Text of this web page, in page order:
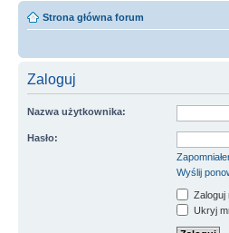
Strona główna forum
Zaloguj
Nazwa użytkownika:
Hasło:
Wyślij
Zaloguj
Ukryj